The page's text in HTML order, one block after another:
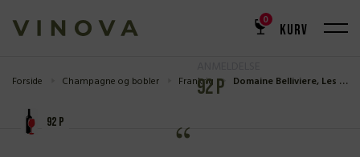
KURV
0
Forside Champagne og bobler Frankrig Domaine Belliviere, Les P’tits Velos en Tandem, Sec, Vin Petillant 2022
92 P
92 P